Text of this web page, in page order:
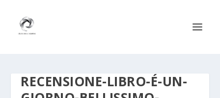
RECENSIONE-LIBRO-É-UN-